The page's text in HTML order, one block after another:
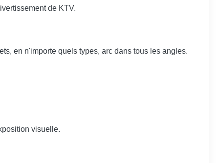
de KTV.
en n'importe quels types, arc dans tous les angles.
visuelle.